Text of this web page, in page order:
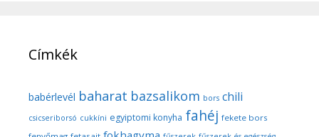
Címkék
babérlevél baharat bazsalikom bors chili
csicseriborsó cukkíni egyiptomi konyha fahéj fekete bors